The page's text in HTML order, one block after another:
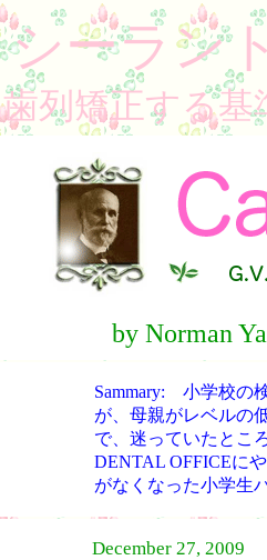
シーラン
歯列矯正する基
by Norman
Sammary: 小学校の
が、母親がレベルの
で、迷っていたとこ
DENTAL OFFICEに
がなくなった小学生
December 27, 2009